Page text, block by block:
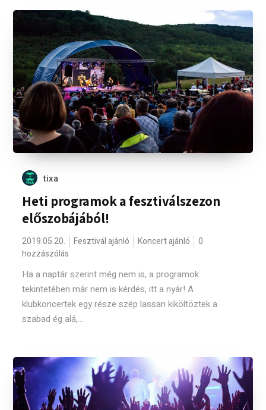
tixa
Heti programok a fesztiválszezon
előszobájából!
2019.05.20. Fesztivál ajánló Koncert ajánló
0
hozzászólás
Ha a naptár szerint még nem is, a programok
tekintetében már nem is kérdés, itt a nyár! A
klubkoncertek egy része szép lassan kiköltöztek a
szabad ég alá,...